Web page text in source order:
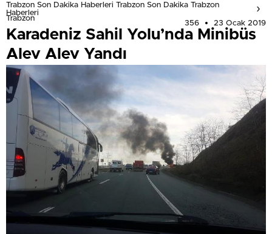
Trabzon Son Dakika Haberleri Trabzon Son Dakika Trabzon
Haberleri
Trabzon
356 23 Ocak 2019
Karadeniz Sahil Yolu’nda Minibüs
Alev Alev Yandı